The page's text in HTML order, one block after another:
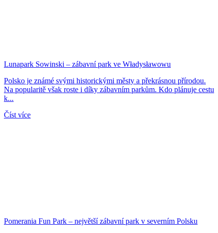
Lunapark Sowinski – zábavní park ve Władysławowu
Polsko je známé svými historickými městy a překrásnou přírodou.
Na popularitě však roste i díky zábavním parkům. Kdo plánuje cestu
k...
Číst více
Pomerania Fun Park – největší zábavní park v severním Polsku